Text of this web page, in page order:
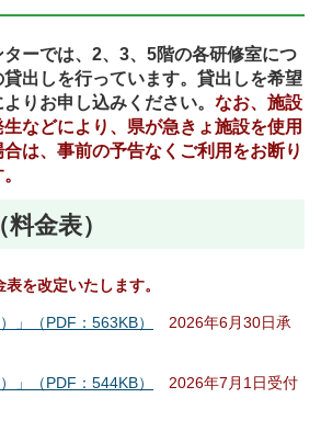
ーでは、2、3、5階の各研修室につ
出しを行っています。貸出しを希望
りお申し込みください。 なお、施設
などにより、県が急きょ施設を使用
は、事前の予告なくご利用をお断り
金表）
を改定いたします。
」（PDF：563KB）
2026年6月30日承
」（PDF：544KB）
2026年7月1日受付